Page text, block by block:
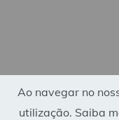
Ao navegar no
utilização. Saiba